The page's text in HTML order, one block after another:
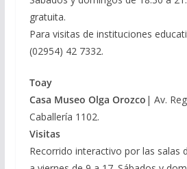
gratuita.
Para visitas de instituciones
(02954) 42 7332.
Toay
Casa Museo Olga Orozco | Av.
Caballería 1102.
Visitas
Recorrido interactivo por las salas